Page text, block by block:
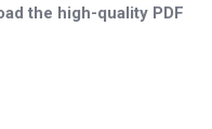
the high-quality PDF